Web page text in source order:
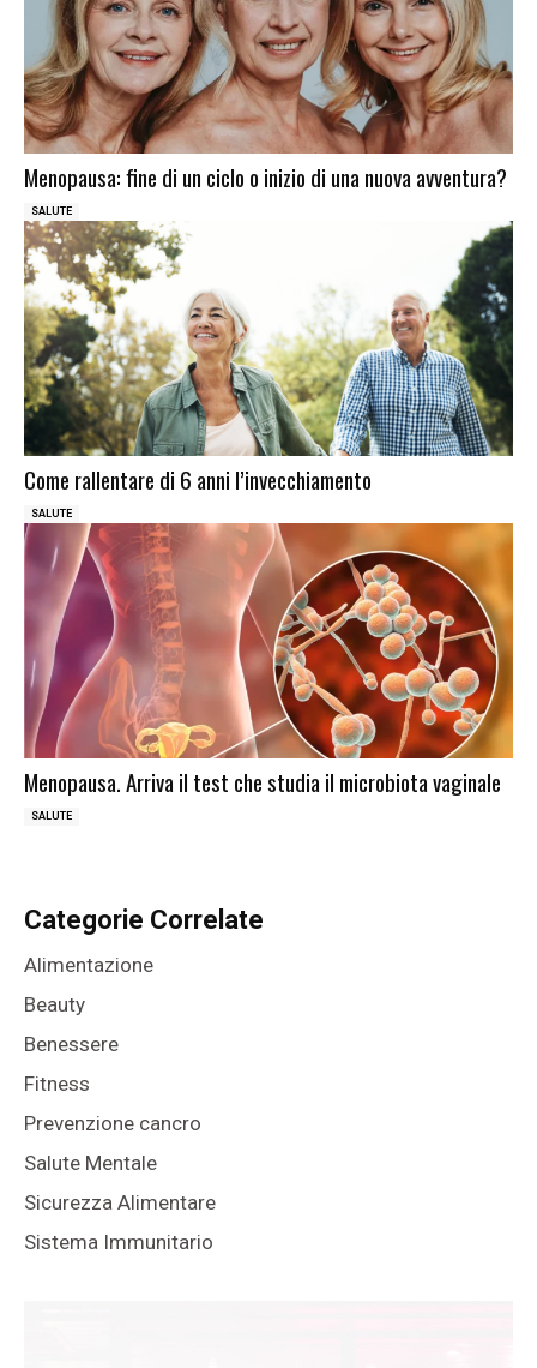
Menopausa: fine di un ciclo o inizio di una nuova avventura?
SALUTE
Come rallentare di 6 anni l’invecchiamento
SALUTE
Menopausa. Arriva il test che studia il microbiota vaginale
SALUTE
Categorie Correlate
Alimentazione
Beauty
Benessere
Fitness
Prevenzione cancro
Salute Mentale
Sicurezza Alimentare
Sistema Immunitario